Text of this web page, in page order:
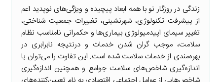
زندگی در روزگار نو با همه ابعاد پیچیده و ویژگی‌های نوپدید اعم
از پیشرفت تکنولوژی، شهرنشینی، تغییرات جمعیت شناختی،
تغییر سیمای اپیدمیولوژی بیماری‌ها و حکمرانی نامناسب نظام
سلامت، موجب گران شدن خدمات و درنتیجه نابرابری در
بهره‌مندی از خدمات سلامت شده است. این تفاوت را می‌توان با
اندازه‌گیری شاخص‌های سلامت جوامع و همچنین اندازه‌گیری